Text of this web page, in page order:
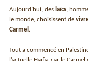
Aujourd’hui, des laïcs,
le monde, choisissent de
Carmel .
Tout a commencé en